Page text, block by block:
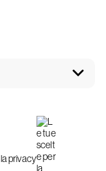
privacy